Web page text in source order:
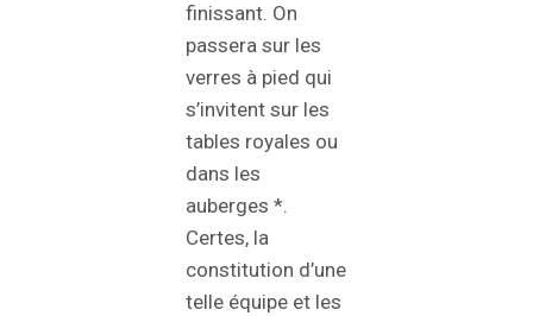
finissant. On
passera sur les
verres à pied qui
s’invitent sur les
tables royales ou
dans les
auberges *.
Certes, la
constitution d’une
telle équipe et les